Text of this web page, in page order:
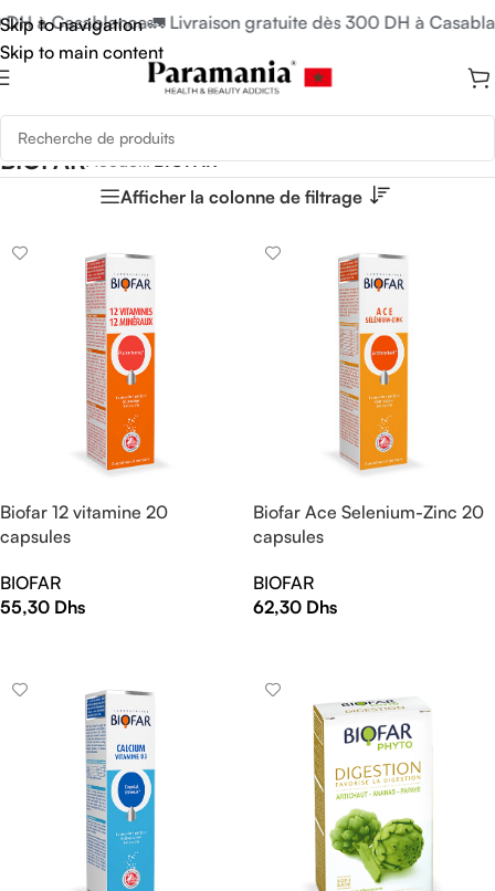
Skip to navigation
Skip to main content
à Casablanca🚛 Livraison gratuite dès 300 DH à
BIOFARAccueil/BIOFAR
Afficher la colonne de filtrage
Biofar 12 vitamine 20
capsules
BIOFAR
55,30 Dhs
Biofar Ace Selenium-Zinc 20
capsules
BIOFAR
62,30 Dhs